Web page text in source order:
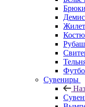
Сувениры